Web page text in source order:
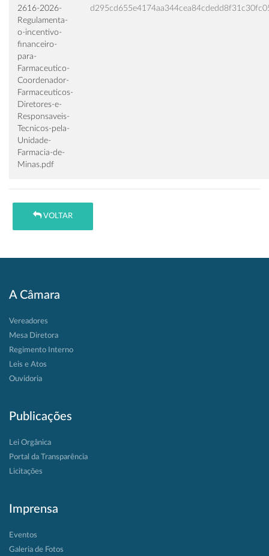
2616-2026-
Regulamenta-
o-incentivo-
financeiro-
para-
Farmaceutico-
Coordenador-
Farmaceuticos-
Diretores-e-
Responsaveis-
Tecnicos-pela-
Unidade-
Farmacia-de-
Minas.pdf
VOLTAR
A Câmara
Vereadores
Mesa Diretora
Regimento Interno
Leis e Atos
Ouvidoria
Publicações
Lei Orgânica
Portal da Transparência
Licitações
Imprensa
Eventos
Galeria de Fotos